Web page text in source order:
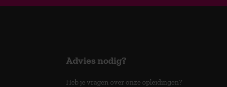
Advies nodig?
Heb je vragen over onze opleidingen?